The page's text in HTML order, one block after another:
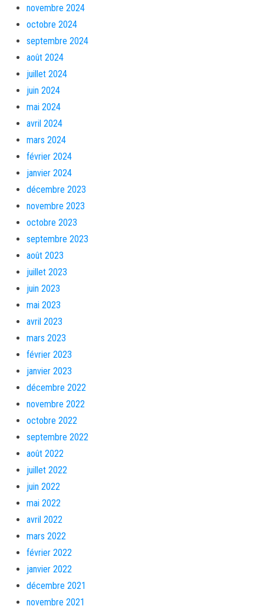
novembre 2024
octobre 2024
septembre 2024
août 2024
juillet 2024
juin 2024
mai 2024
avril 2024
mars 2024
février 2024
janvier 2024
décembre 2023
novembre 2023
octobre 2023
septembre 2023
août 2023
juillet 2023
juin 2023
mai 2023
avril 2023
mars 2023
février 2023
janvier 2023
décembre 2022
novembre 2022
octobre 2022
septembre 2022
août 2022
juillet 2022
juin 2022
mai 2022
avril 2022
mars 2022
février 2022
janvier 2022
décembre 2021
novembre 2021